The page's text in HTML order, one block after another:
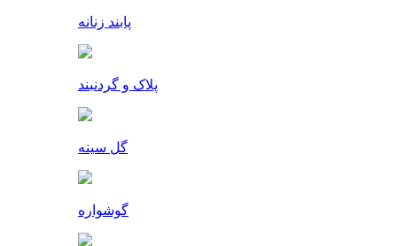
پابند زنانه
پلاک و گردنبند
گل سینه
گوشواره